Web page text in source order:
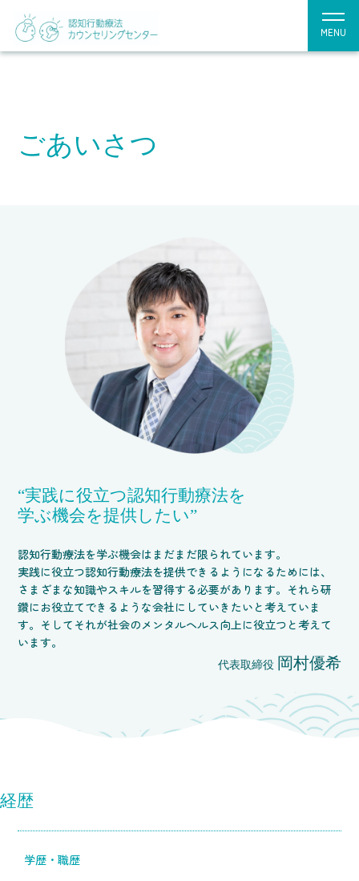
MENU
ごあいさつ
“実践に役立つ認知行動療法を
学ぶ機会を提供したい”
認知行動療法を学ぶ機会はまだまだ限られています。
実践に役立つ認知行動療法を提供できるようになるためには、
さまざまな知識やスキルを習得する必要があります。 それら研
鑽にお役立てできるような会社にしていきたいと考えていま
す。 そしてそれが社会のメンタルヘルス向上に役立つと考えて
います。
代表取締役 岡村優希
経歴
学歴・職歴